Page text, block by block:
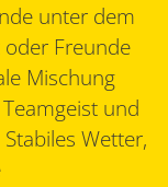
unter dem
Freunde
Mischung
und
Wetter,